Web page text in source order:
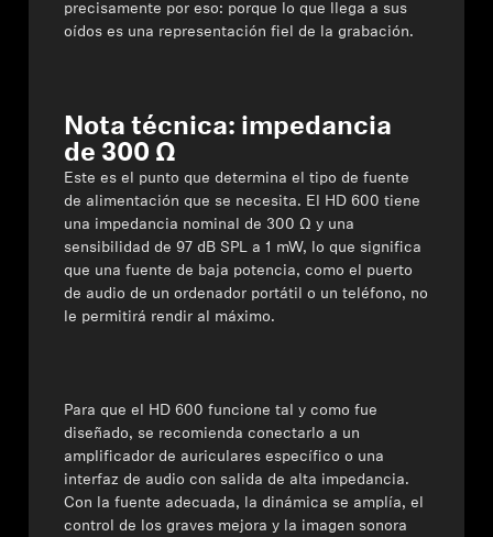
precisamente por eso: porque lo que llega a sus
oídos es una representación fiel de la grabación.
Nota técnica: impedancia
de 300 Ω
Este es el punto que determina el tipo de fuente
de alimentación que se necesita. El HD 600 tiene
una impedancia nominal de 300 Ω y una
sensibilidad de 97 dB SPL a 1 mW, lo que significa
que una fuente de baja potencia, como el puerto
de audio de un ordenador portátil o un teléfono, no
le permitirá rendir al máximo.
Para que el HD 600 funcione tal y como fue
diseñado, se recomienda conectarlo a un
amplificador de auriculares específico o una
interfaz de audio con salida de alta impedancia.
Con la fuente adecuada, la dinámica se amplía, el
control de los graves mejora y la imagen sonora